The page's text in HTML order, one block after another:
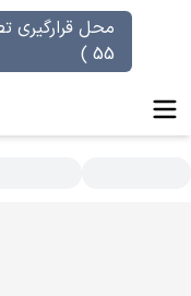
55 )